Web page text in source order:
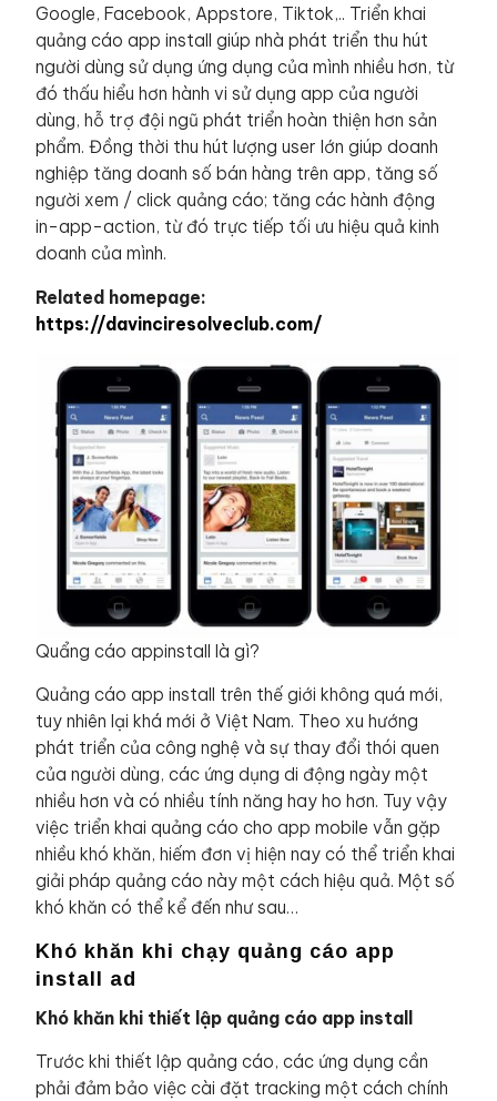
Google, Facebook, Appstore, Tiktok,.. Triển khai
quảng cáo app install giúp nhà phát triển thu hút
người dùng sử dụng ứng dụng của mình nhiều hơn, từ
đó thấu hiểu hơn hành vi sử dụng app của người
dùng, hỗ trợ đội ngũ phát triển hoàn thiện hơn sản
phẩm. Đồng thời thu hút lượng user lớn giúp doanh
nghiệp tăng doanh số bán hàng trên app, tăng số
người xem / click quảng cáo; tăng các hành động
in-app-action, từ đó trực tiếp tối ưu hiệu quả kinh
doanh của mình.
Related homepage:
https://davinciresolveclub.com/
Quẩng cáo appinstall là gì?
Quảng cáo app install trên thế giới không quá mới,
tuy nhiên lại khá mới ở Việt Nam. Theo xu hướng
phát triển của công nghệ và sự thay đổi thói quen
của người dùng, các ứng dụng di động ngày một
nhiều hơn và có nhiều tính năng hay ho hơn. Tuy vậy
việc triển khai quảng cáo cho app mobile vẫn gặp
nhiều khó khăn, hiếm đơn vị hiện nay có thể triển khai
giải pháp quảng cáo này một cách hiệu quả. Một số
khó khăn có thể kể đến như sau…
Khó khăn khi chạy quảng cáo app
install ad
Khó khăn khi thiết lập quảng cáo app install
Trước khi thiết lập quảng cáo, các ứng dụng cần
phải đảm bảo việc cài đặt tracking một cách chính